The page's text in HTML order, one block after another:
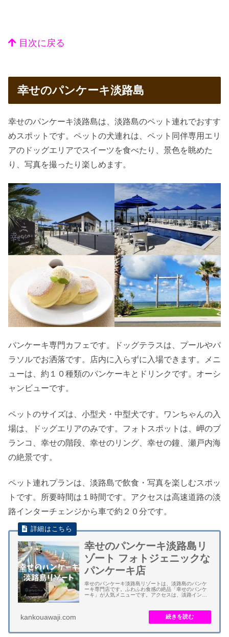
目次に戻る
幸せのパンケーキ淡路島
幸せのパンケーキ淡路島は、淡路島のペット連れでおすす
めスポットです。ペットの犬連れは、ペット同伴専用エリ
アのドッグエリアでスイーツを食べたり、景色を眺めた
り、写真を撮ったり楽しめます。
パンケーキ専門カフェです。ドッグテラスは、プールやパ
ラソルでお洒落です。店内に入らずに入場できます。メニ
ューは、約１０種類のパンケーキとドリンクです。オーシ
ャンビューです。
ペットのサイズは、小型犬・中型犬です。ワンちゃんの入
場は、ドッグエリアのみです。フォトスポットは、岬のブ
ランコ、幸せの階段、幸せのリング、幸せの鐘、瀬戸内海
の絶景です。
ペット連れプランは、淡路島で飲食・写真を楽しむスポッ
トです。所要時間は１時間です。アクセスは高速道路の淡
路インターチェンジから車で約２０分です。
幸せのパンケーキ淡路島リ
ゾート フォトジェニックな
パンケーキ店
幸せのパンケーキ淡路島リゾートは、淡路島のパンケ
ーキ専門店です。ふわふわ食感の絶品「幸せのパンケ
ーキ」が人気メニューです。アクセスは、淡路インタ
kankouawaji.com